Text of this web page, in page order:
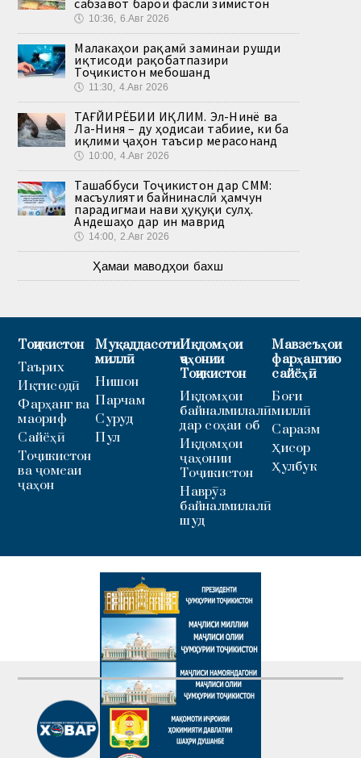
сабзавот барои фасли зимистон
🕔 10:36, 6.Авг 2026
Малакаҳои рақамӣ заминаи рушди
иқтисоди рақобатпазири
Тоҷикистон мебошанд
🕔 11:30, 4.Авг 2026
ТАҒЙИРЁБИИ ИҚЛИМ. Эл-Нинё ва
Ла-Ниня – ду ҳодисаи табиие, ки ба
иқлими ҷаҳон таъсир мерасонанд
🕔 10:00, 4.Авг 2026
Ташаббуси Тоҷикистон дар СММ:
масъулияти байнинаслӣ ҳамчун
парадигмаи нави ҳуқуқи сулҳ.
Андешаҳо дар ин маврид
🕔 14:00, 2.Авг 2026
Ҳамаи маводҳои бахш
Тоҷикистон
Таърих
Иқтисодӣ
Фарҳанг ва
маориф
Сайёҳӣ
Тоҷикистон
ва ҷомеаи
ҷаҳон
Муқаддасоти
миллӣ
Нишон
Парчам
Суруд
Пул
Иқдомҳои
ҷаҳонии
Тоҷикистон
Иқдомҳои
байналмилалӣ
дар соҳаи об
Иқдомҳои
ҷаҳонии
Тоҷикистон
Наврӯз
байналмилалӣ
шуд
Мавзеъҳои
фарҳангию
сайёҳӣ
Боғи
миллӣ
Саразм
Ҳисор
Ҳулбук